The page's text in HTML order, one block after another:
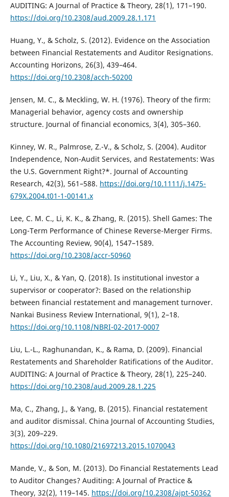
AUDITING: A Journal of Practice & Theory, 28(1), 171–190.
https://doi.org/10.2308/aud.2009.28.1.171
Huang, Y., & Scholz, S. (2012). Evidence on the Association
between Financial Restatements and Auditor Resignations.
Accounting Horizons, 26(3), 439–464.
https://doi.org/10.2308/acch-50200
Jensen, M. C., & Meckling, W. H. (1976). Theory of the firm:
Managerial behavior, agency costs and ownership
structure. Journal of financial economics, 3(4), 305–360.
Kinney, W. R., Palmrose, Z.-V., & Scholz, S. (2004). Auditor
Independence, Non-Audit Services, and Restatements: Was
the U.S. Government Right?*. Journal of Accounting
Research, 42(3), 561–588. https://doi.org/10.1111/j.1475-
679X.2004.t01-1-00141.x
Lee, C. M. C., Li, K. K., & Zhang, R. (2015). Shell Games: The
Long-Term Performance of Chinese Reverse-Merger Firms.
The Accounting Review, 90(4), 1547–1589.
https://doi.org/10.2308/accr-50960
Li, Y., Liu, X., & Yan, Q. (2018). Is institutional investor a
supervisor or cooperator?: Based on the relationship
between financial restatement and management turnover.
Nankai Business Review International, 9(1), 2–18.
https://doi.org/10.1108/NBRI-02-2017-0007
Liu, L.-L., Raghunandan, K., & Rama, D. (2009). Financial
Restatements and Shareholder Ratifications of the Auditor.
AUDITING: A Journal of Practice & Theory, 28(1), 225–240.
https://doi.org/10.2308/aud.2009.28.1.225
Ma, C., Zhang, J., & Yang, B. (2015). Financial restatement
and auditor dismissal. China Journal of Accounting Studies,
3(3), 209–229.
https://doi.org/10.1080/21697213.2015.1070043
Mande, V., & Son, M. (2013). Do Financial Restatements Lead
to Auditor Changes? Auditing: A Journal of Practice &
Theory, 32(2), 119–145. https://doi.org/10.2308/ajpt-50362